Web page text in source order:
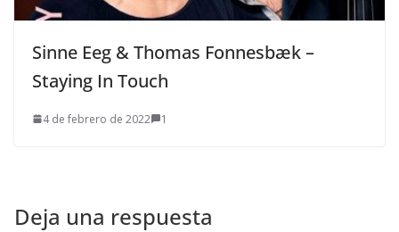
Sinne Eeg & Thomas Fonnesbæk –
Staying In Touch
4 de febrero de 2022 1
Deja una respuesta